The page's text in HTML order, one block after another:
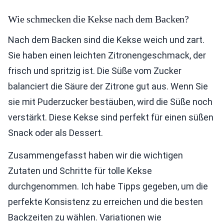
Wie schmecken die Kekse nach dem Backen?
Nach dem Backen sind die Kekse weich und zart.
Sie haben einen leichten Zitronengeschmack, der
frisch und spritzig ist. Die Süße vom Zucker
balanciert die Säure der Zitrone gut aus. Wenn Sie
sie mit Puderzucker bestäuben, wird die Süße noch
verstärkt. Diese Kekse sind perfekt für einen süßen
Snack oder als Dessert.
Zusammengefasst haben wir die wichtigen
Zutaten und Schritte für tolle Kekse
durchgenommen. Ich habe Tipps gegeben, um die
perfekte Konsistenz zu erreichen und die besten
Backzeiten zu wählen. Variationen wie